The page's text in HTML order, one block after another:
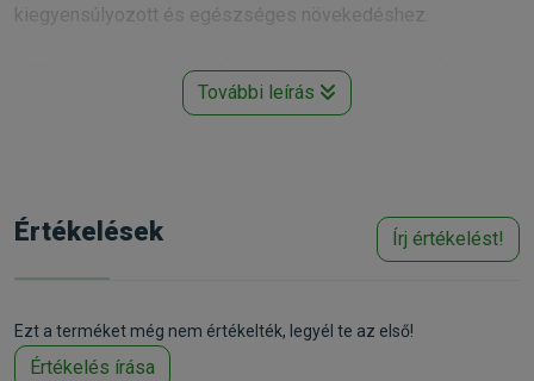
kiegyensúlyozott és egészséges növekedéshez.
• 80%-ban állati eredetű fehérjét tartalmaz (csirke). Az állati
fehérjék finomak és könnyen emészthetők, így a pellet
• Az ételintolerancia elkerülése érdekében nincs benne se
kukorica, se búza
• Az ásványi anyagok és az alapvető aminosavak
megfelelő fejlődési ritmusban nőjön fel
• A FOSZ és a MOSZ elősegíti a megfelelő bélflóra
További leírás
Értékelések Írj értékelést!
Ezt a terméket még nem értékelték, legyél te az első!
Értékelés írása